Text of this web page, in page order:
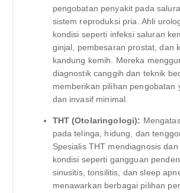
pengobatan penyakit pada
sistem reproduksi pria. Ahli
kondisi seperti infeksi saluran
ginjal, pembesaran prostat, dan
kandung kemih. Mereka
diagnostik canggih dan teknik
memberikan pilihan pengobatan
dan invasif minimal.
THT (Otolaringologi):
pada telinga, hidung, dan
Spesialis THT mendiagnosis
kondisi seperti gangguan
sinusitis, tonsilitis, dan sleep
menawarkan berbagai pilihan